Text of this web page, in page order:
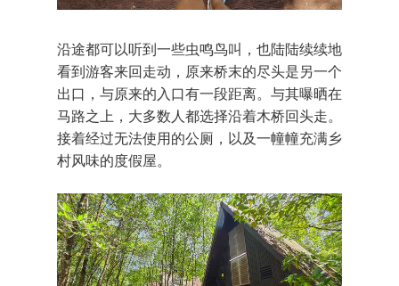
沿途都可以听到一些虫鸣鸟叫，也陆陆续续地
看到游客来回走动，原来桥末的尽头是另一个
出口，与原来的入口有一段距离。与其曝晒在
马路之上，大多数人都选择沿着木桥回头走。
接着经过无法使用的公厕，以及一幢幢充满乡
村风味的度假屋。